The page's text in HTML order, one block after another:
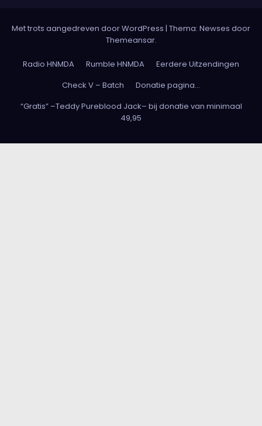
Met trots aangedreven door WordPress | Thema: Newses door
Themeansar.
Radio HNMDA Rumble HNMDA
Eerdere Uitzendingen
Check V – Batch
Donatie pagina…
“Gratis” –Teddy Pureblood Jack– bij donatie van minimaal
49,95